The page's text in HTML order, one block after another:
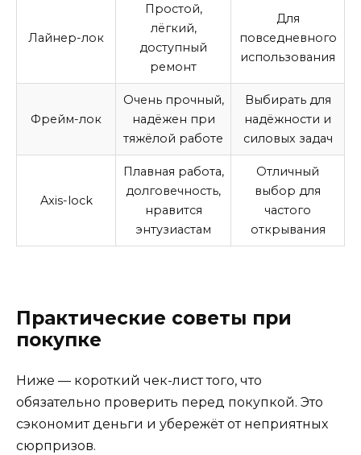
Лайнер-лок
Простой,
лёгкий,
доступный
ремонт
Для
повседневного
использования
Фрейм-лок
Очень прочный,
надёжен при
тяжёлой работе
Выбирать для
надёжности и
силовых задач
Axis-lock
Плавная работа,
долговечность,
нравится
энтузиастам
Отличный
выбор для
частого
открывания
Практические советы при
покупке
Ниже — короткий чек-лист того, что
обязательно проверить перед покупкой. Это
сэкономит деньги и убережёт от неприятных
сюрпризов.